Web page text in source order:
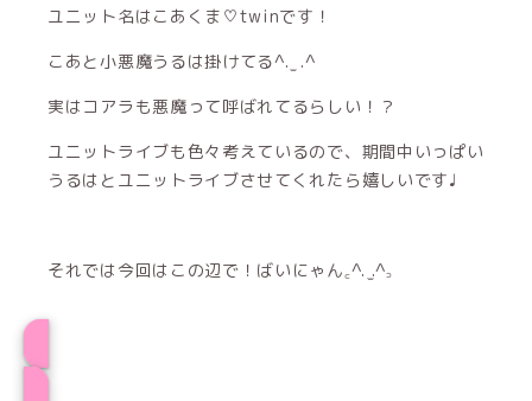
ユニット名はこあくま♡twinです！
こあと小悪魔うるは掛けてる^. ̫ .^
実はコアラも悪魔って呼ばれてるらしい！？
ユニットライブも色々考えているので、期間中いっぱい
うるはとユニットライブさせてくれたら嬉しいです♩
それでは今回はこの辺で！ばいにゃん꜀^. ̫.^꜆